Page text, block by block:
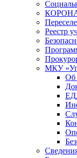
Реестр
МКУ
Об